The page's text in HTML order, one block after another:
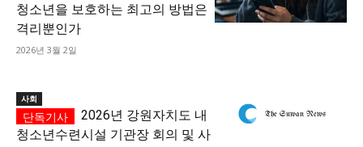
청소년을 보호하는 최고의 방법은
격리뿐인가
2026년 3월 2일
사회
2026년 강원자치도 내
청소년수련시설 기관장 회의 및 사